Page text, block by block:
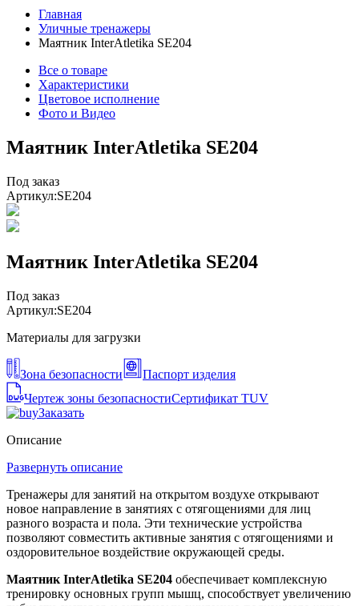
Главная
Уличные тренажеры
Маятник InterAtletika SE204
Все о товаре
Характеристики
Цветовое исполнение
Фото и Видео
Маятник InterAtletika SE204
Под заказ
Артикул:SE204
Маятник InterAtletika SE204
Под заказ
Артикул:SE204
Материалы для загрузки
Зона безопасности
Паспорт изделия
Чертеж зоны безопасностиСертификат TUV
Заказать
Описание
Развернуть описание
Тренажеры для занятий на открытом воздухе открывают
новое направление в занятиях с отягощениями для лиц
разного возраста и пола. Эти технические устройства
позволяют совместить активные занятия с отягощениями и
оздоровительное воздействие окружающей среды.
Маятник InterAtletika SE204 обеспечивает комплексную
тренировку основных групп мышц, способствует увеличению